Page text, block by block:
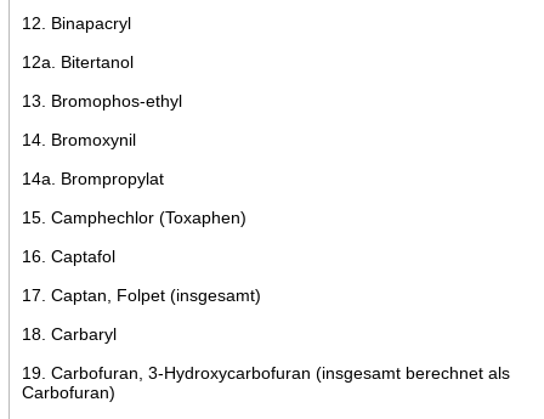
12. Binapacryl
12a. Bitertanol
13. Bromophos-ethyl
14. Bromoxynil
14a. Brompropylat
15. Camphechlor (Toxaphen)
16. Captafol
17. Captan, Folpet (insgesamt)
18. Carbaryl
19. Carbofuran, 3-Hydroxycarbofuran (insgesamt berechnet als
Carbofuran)